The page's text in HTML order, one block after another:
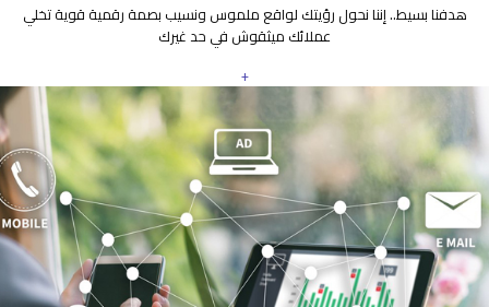
هدفنا بسيط.. إننا نحول رؤيتك لواقع ملموس ونسيب بصمة رقمية قوية تخلي
عملائك ميثقوش في حد غيرك
+